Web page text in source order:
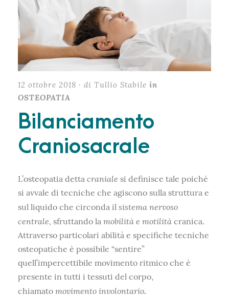
12 ottobre 2018 · di Tullio Stabile in
OSTEOPATIA
Bilanciamento
Craniosacrale
L’osteopatia detta craniale si definisce tale poiché
si avvale di tecniche che agiscono sulla struttura e
sul liquido che circonda il sistema nervoso
centrale, sfruttando la mobilità e motilità cranica.
Attraverso particolari abilità e specifiche tecniche
osteopatiche è possibile “sentire”
quell’impercettibile movimento ritmico che è
presente in tutti i tessuti del corpo,
chiamato movimento involontario.